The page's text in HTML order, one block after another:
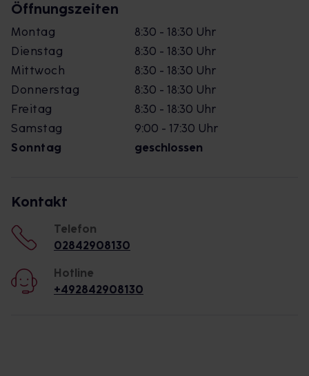
Öffnungszeiten
Montag
8:30 - 18:30 Uhr
Dienstag
8:30 - 18:30 Uhr
Mittwoch
8:30 - 18:30 Uhr
Donnerstag
8:30 - 18:30 Uhr
Freitag
8:30 - 18:30 Uhr
Samstag
9:00 - 17:30 Uhr
Sonntag
geschlossen
Kontakt
Telefon
02842908130
Hotline
+492842908130